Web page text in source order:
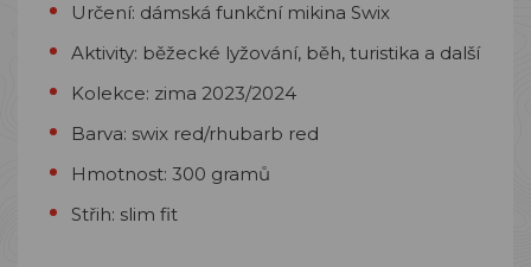
Určení: dámská funkční mikina Swix
Aktivity: běžecké lyžování, běh, turistika a další
Kolekce: zima 2023/2024
Barva: swix red/rhubarb red
Hmotnost: 300 gramů
Střih: slim fit